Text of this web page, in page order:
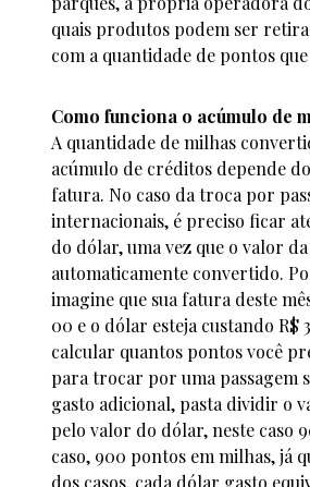
quais produtos podem ser
com a quantidade de pontos
Como funciona o acúmulo de
A quantidade de milhas
acúmulo de créditos depende
fatura. No caso da troca por
internacionais, é preciso ficar
do dólar, uma vez que o valor
automaticamente convertido.
imagine que sua fatura deste
00 e o dólar esteja custando R$
calcular quantos pontos você
para trocar por uma passagem
gasto adicional, pasta dividir o
pelo valor do dólar, neste caso
caso, 900 pontos em milhas, já
dos casos, cada dólar gasto